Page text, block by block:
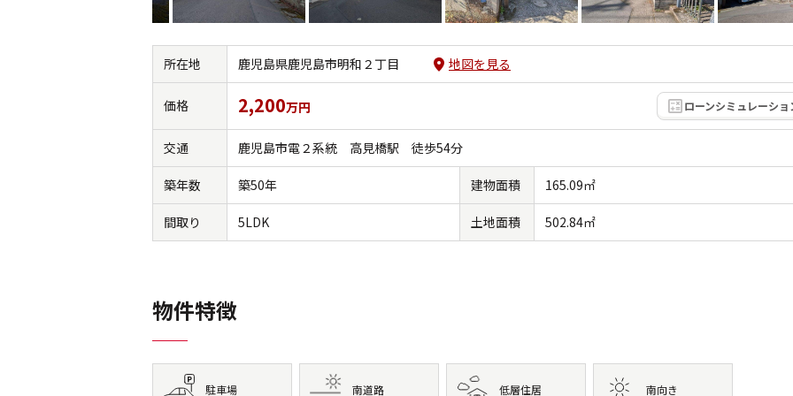
所在地 鹿児島県鹿児島市明和２丁目 地図を見る
価格 2,200万円 ローンシミュレーショ
交通 鹿児島市電２系統 高見橋駅 徒歩54分
築年数 築50年 建物面積 165.09㎡
間取り 5LDK 土地面積 502.84㎡
物件特徴
駐車場 南道路 低層住居 南向き